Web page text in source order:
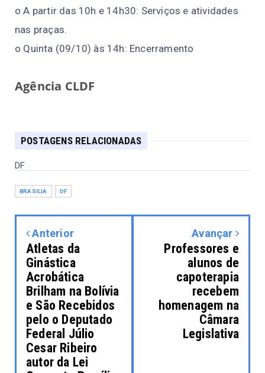
o A partir das 10h e 14h30: Serviços e atividades
nas praças.
o Quinta (09/10) às 14h: Encerramento
Agência CLDF
POSTAGENS RELACIONADAS
DF
BRASILIA DF
Anterior
Atletas da
Ginástica
Acrobática
Brilham na Bolívia
e São Recebidos
pelo o Deputado
Federal Júlio
Cesar Ribeiro
autor da Lei
Avançar
Professores e
alunos de
capoterapia
recebem
homenagem na
Câmara
Legislativa